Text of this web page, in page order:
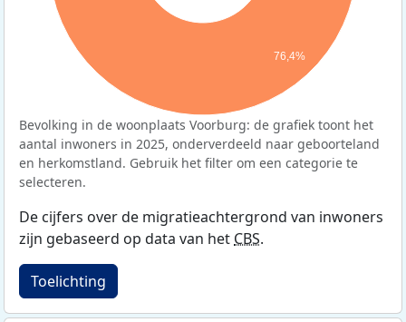
76,4%
Bevolking in de woonplaats Voorburg: de grafiek toont het
aantal inwoners in 2025, onderverdeeld naar geboorteland
en herkomstland. Gebruik het filter om een categorie te
selecteren.
De cijfers over de migratieachtergrond van inwoners
zijn gebaseerd op data van het CBS.
Toelichting